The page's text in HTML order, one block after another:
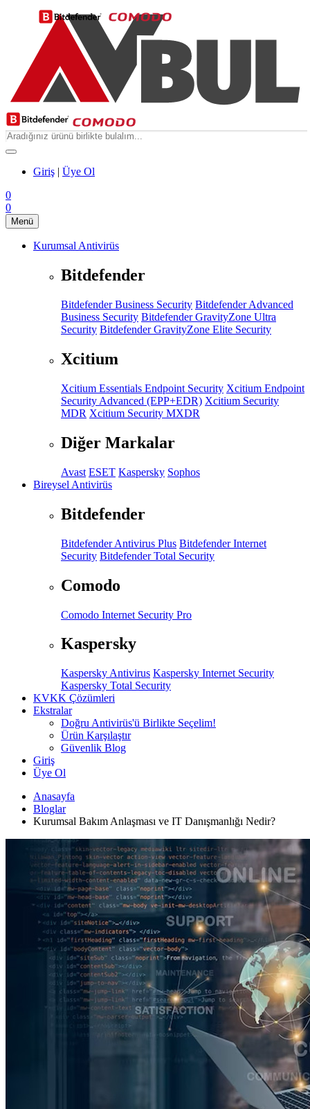
Giriş
Üye Ol
0
0
Menü
Kurumsal Antivirüs
Bitdefender
Bitdefender Business Security Bitdefender Advanced
Business Security Bitdefender GravityZone Ultra
Security Bitdefender GravityZone Elite Security
Xcitium
Xcitium Essentials Endpoint Security Xcitium Endpoint
Security Advanced (EPP+EDR) Xcitium Security
MDR Xcitium Security MXDR
Diğer Markalar
Avast ESET Kaspersky Sophos
Bireysel Antivirüs
Bitdefender
Bitdefender Antivirus Plus Bitdefender Internet
Security Bitdefender Total Security
Comodo
Comodo Internet Security Pro
Kaspersky
Kaspersky Antivirus Kaspersky Internet Security
Kaspersky Total Security
KVKK Çözümleri
Ekstralar
Doğru Antivirüs'ü Birlikte Seçelim!
Ürün Karşılaştır
Güvenlik Blog
Giriş
Üye Ol
Anasayfa
Bloglar
Kurumsal Bakım Anlaşması ve IT Danışmanlığı Nedir?